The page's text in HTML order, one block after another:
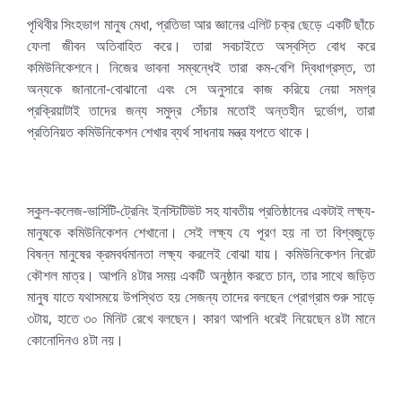
পৃথিবীর সিংহভাগ মানুষ মেধা, প্রতিভা আর জ্ঞানের এলিট চক্র ছেড়ে একটি ছাঁচে
ফেলা জীবন অতিবাহিত করে। তারা সবচাইতে অস্বস্তি বোধ করে
কমিউনিকেশনে। নিজের ভাবনা সম্বন্ধেই তারা কম-বেশি দ্বিধাগ্রস্ত, তা
অন্যকে জানানো-বোঝানো এবং সে অনুসারে কাজ করিয়ে নেয়া সমগ্র
প্রক্রিয়াটাই তাদের জন্য সমুদ্র সেঁচার মতোই অন্তহীন দুর্ভোগ, তারা
প্রতিনিয়ত কমিউনিকেশন শেখার ব্যর্থ সাধনায় মন্ত্র যপতে থাকে।
স্কুল-কলেজ-ভার্সিটি-ট্রেনিং ইনস্টিটিউট সহ যাবতীয় প্রতিষ্ঠানের একটাই লক্ষ্য-
মানুষকে কমিউনিকেশন শেখানো। সেই লক্ষ্য যে পূরণ হয় না তা বিশ্বজুড়ে
বিষন্ন মানুষের ক্রমবর্ধমানতা লক্ষ্য করলেই বোঝা যায়। কমিউনিকেশন নিরেট
কৌশল মাত্র। আপনি ৪টার সময় একটি অনুষ্ঠান করতে চান, তার সাথে জড়িত
মানুষ যাতে যথাসময়ে উপস্থিত হয় সেজন্য তাদের বলছেন প্রোগ্রাম শুরু সাড়ে
৩টায়, হাতে ৩০ মিনিট রেখে বলছেন। কারণ আপনি ধরেই নিয়েছেন ৪টা মানে
কোনোদিনও ৪টা নয়।